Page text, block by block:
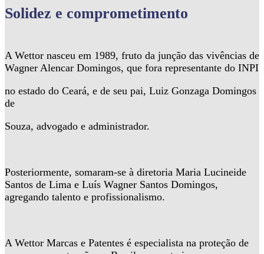
Solidez e comprometimento
A Wettor nasceu em 1989, fruto da junção das vivências de
Wagner Alencar Domingos, que fora representante do INPI
no estado do Ceará, e de seu pai, Luiz Gonzaga Domingos
de
Souza, advogado e administrador.
Posteriormente, somaram-se à diretoria Maria Lucineide
Santos de Lima e Luís Wagner Santos Domingos,
agregando talento e profissionalismo.
A Wettor Marcas e Patentes é especialista na proteção de